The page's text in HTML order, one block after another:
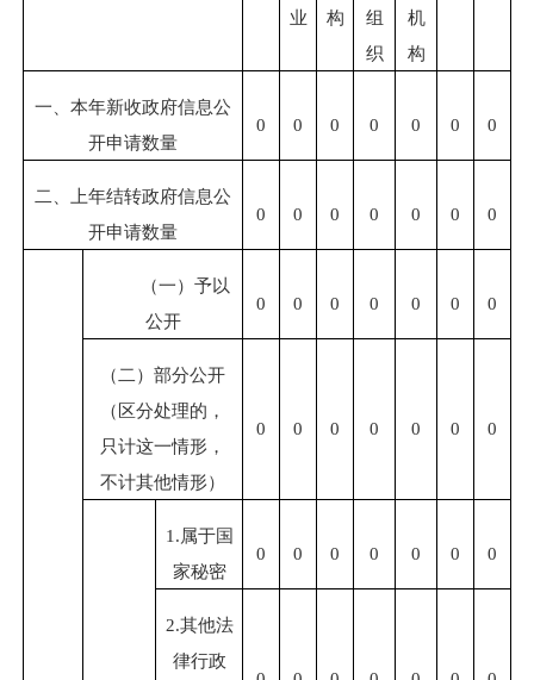
业
构
组
织
机
构
一、本年新收政府信息公
开申请数量
0 0 0 0 0 0 0
二、上年结转政府信息公
开申请数量
0 0 0 0 0 0 0
（一）予以
公开
0 0 0 0 0 0 0
（二）部分公开
（区分处理的，
只计这一情形，
不计其他情形）
0 0 0 0 0 0 0
1.属于国
家秘密
0 0 0 0 0 0 0
2.其他法
律行政